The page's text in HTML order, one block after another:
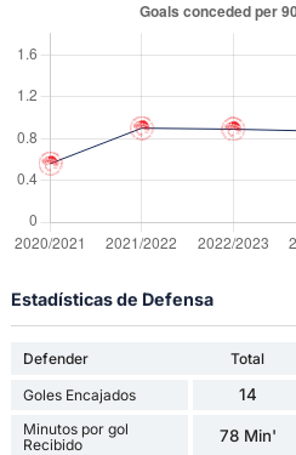
Estadísticas de Defensa
Defender Total
Goles Encajados
14
Minutos por gol
Recibido
78 Min'